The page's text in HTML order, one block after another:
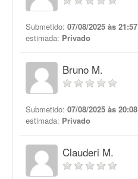
Submetido: 07/08/2025 às 21:57
estimada: Privado
Bruno M.
Submetido: 07/08/2025 às 20:08
estimada: Privado
Clauderi M.